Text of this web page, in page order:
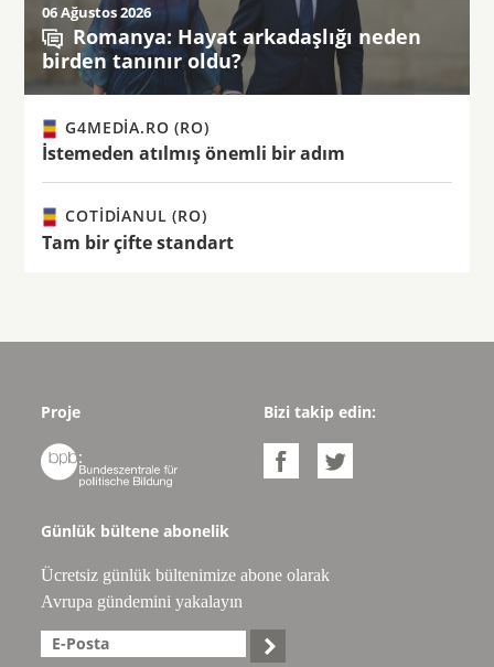
06 Ağustos 2026
Romanya: Hayat arkadaşlığı neden
birden tanınır oldu?
G4MEDIA.RO (RO)
İstemeden atılmış önemli bir adım
COTIDIANUL (RO)
Tam bir çifte standart
Proje

Bizi takip edin:
 
Günlük bültene abonelik
Ücretsiz günlük bültenimize abone olarak
Avrupa gündemini yakalayın
